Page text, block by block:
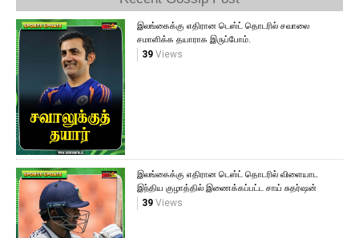
இலங்கைக்கு எதிரான டெஸ்ட் தொடரில் சவாலை
சமாளிக்க தயாராக இருப்போம்.
39Views
இலங்கைக்கு எதிரான டெஸ்ட் தொடரில் விளையாட
இந்திய குழாத்தில் இணைக்கப்பட்ட சாய் சுதர்ஷன்
39Views